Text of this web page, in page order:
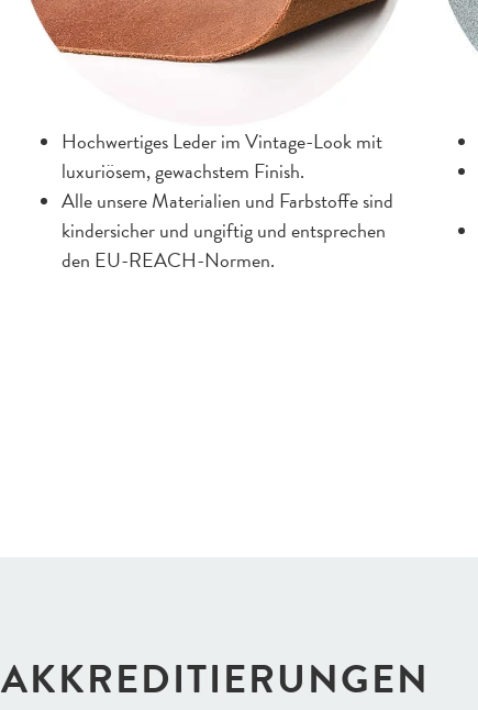
Hochwertiges Leder im Vintage-Look mit
luxuriösem, gewachstem Finish.
Alle unsere Materialien und Farbstoffe sind
kindersicher und ungiftig und entsprechen
den EU-REACH-Normen.
AKKREDI­TIERUNGEN